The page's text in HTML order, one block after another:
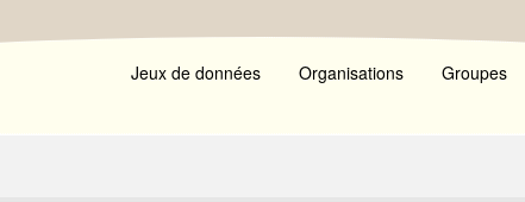
Jeux de données Organisations Groupes